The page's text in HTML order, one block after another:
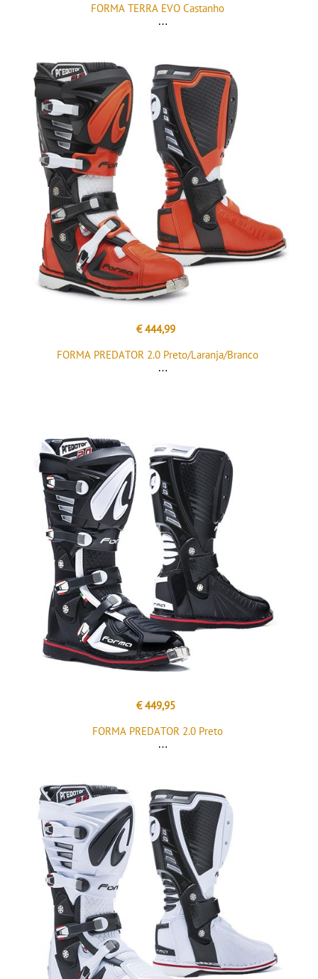
FORMA TERRA EVO Castanho
€ 444,99
FORMA PREDATOR 2.0 Preto/Laranja/Branco
€ 449,95
FORMA PREDATOR 2.0 Preto